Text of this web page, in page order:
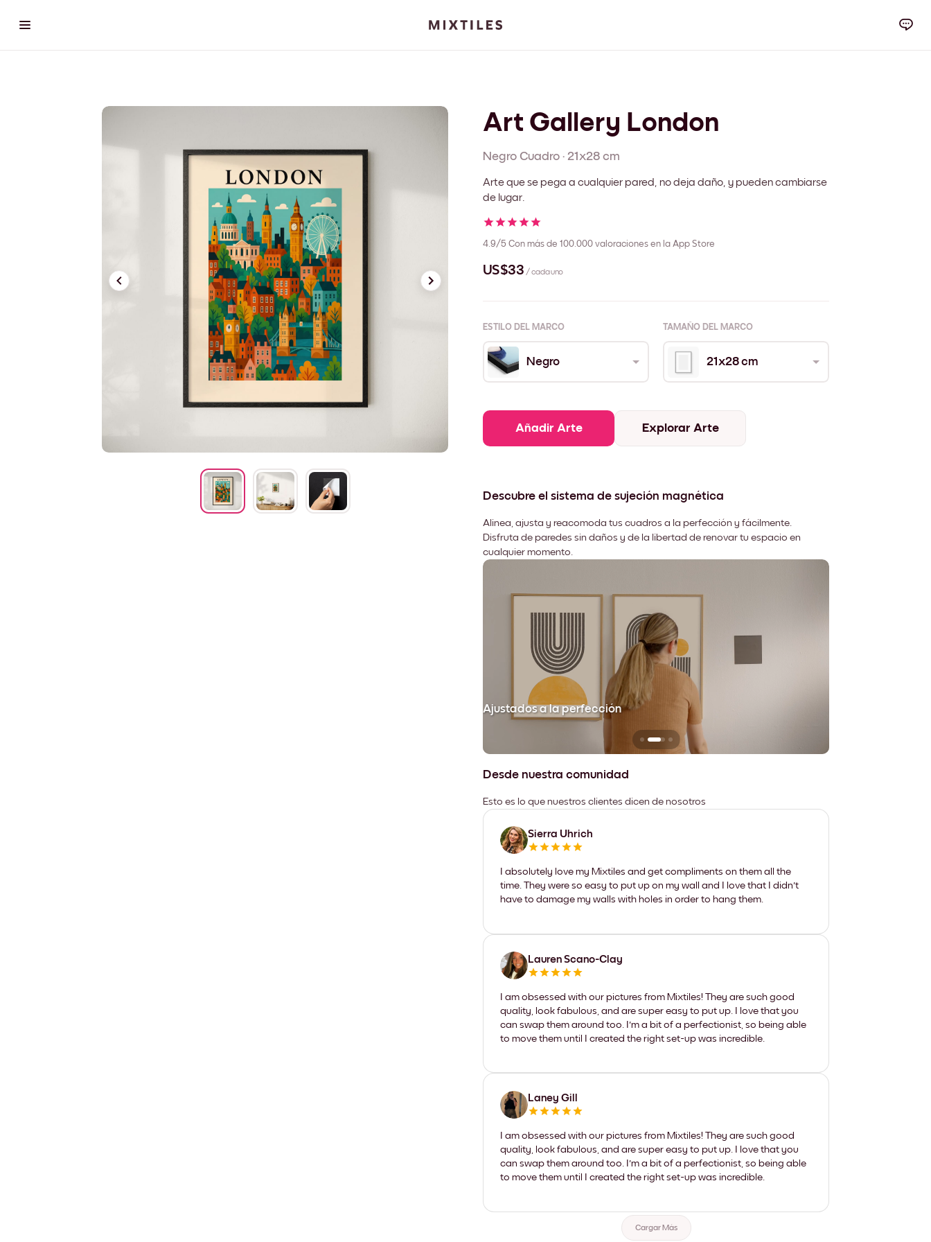
Art Gallery London
Negro Cuadro · 21x28 cm
Arte que se pega a cualquier pared, no deja daño, y pueden cambiarse
de lugar.
4.9/5 Con más de 100.000 valoraciones en la App Store
US$33 / cada uno
ESTILO DEL MARCO TAMAÑO DEL MARCO
Negro 21x28 cm
Añadir Arte Explorar Arte
Descubre el sistema de sujeción magnética
Alinea, ajusta y reacomoda tus cuadros a la perfección y fácilmente.
Disfruta de paredes sin daños y de la libertad de renovar tu espacio en
cualquier momento.
Ajustados a la perfección
Desde nuestra comunidad
Esto es lo que nuestros clientes dicen de nosotros
Sierra Uhrich
I absolutely love my Mixtiles and get compliments on them all the
time. They were so easy to put up on my wall and I love that I didn't
have to damage my walls with holes in order to hang them.
Lauren Scano-Clay
I am obsessed with our pictures from Mixtiles! They are such good
quality, look fabulous, and are super easy to put up. I love that you
can swap them around too. I'm a bit of a perfectionist, so being able
to move them until I created the right set-up was incredible.
Laney Gill
I am obsessed with our pictures from Mixtiles! They are such good
quality, look fabulous, and are super easy to put up. I love that you
can swap them around too. I'm a bit of a perfectionist, so being able
to move them until I created the right set-up was incredible.
Cargar Más